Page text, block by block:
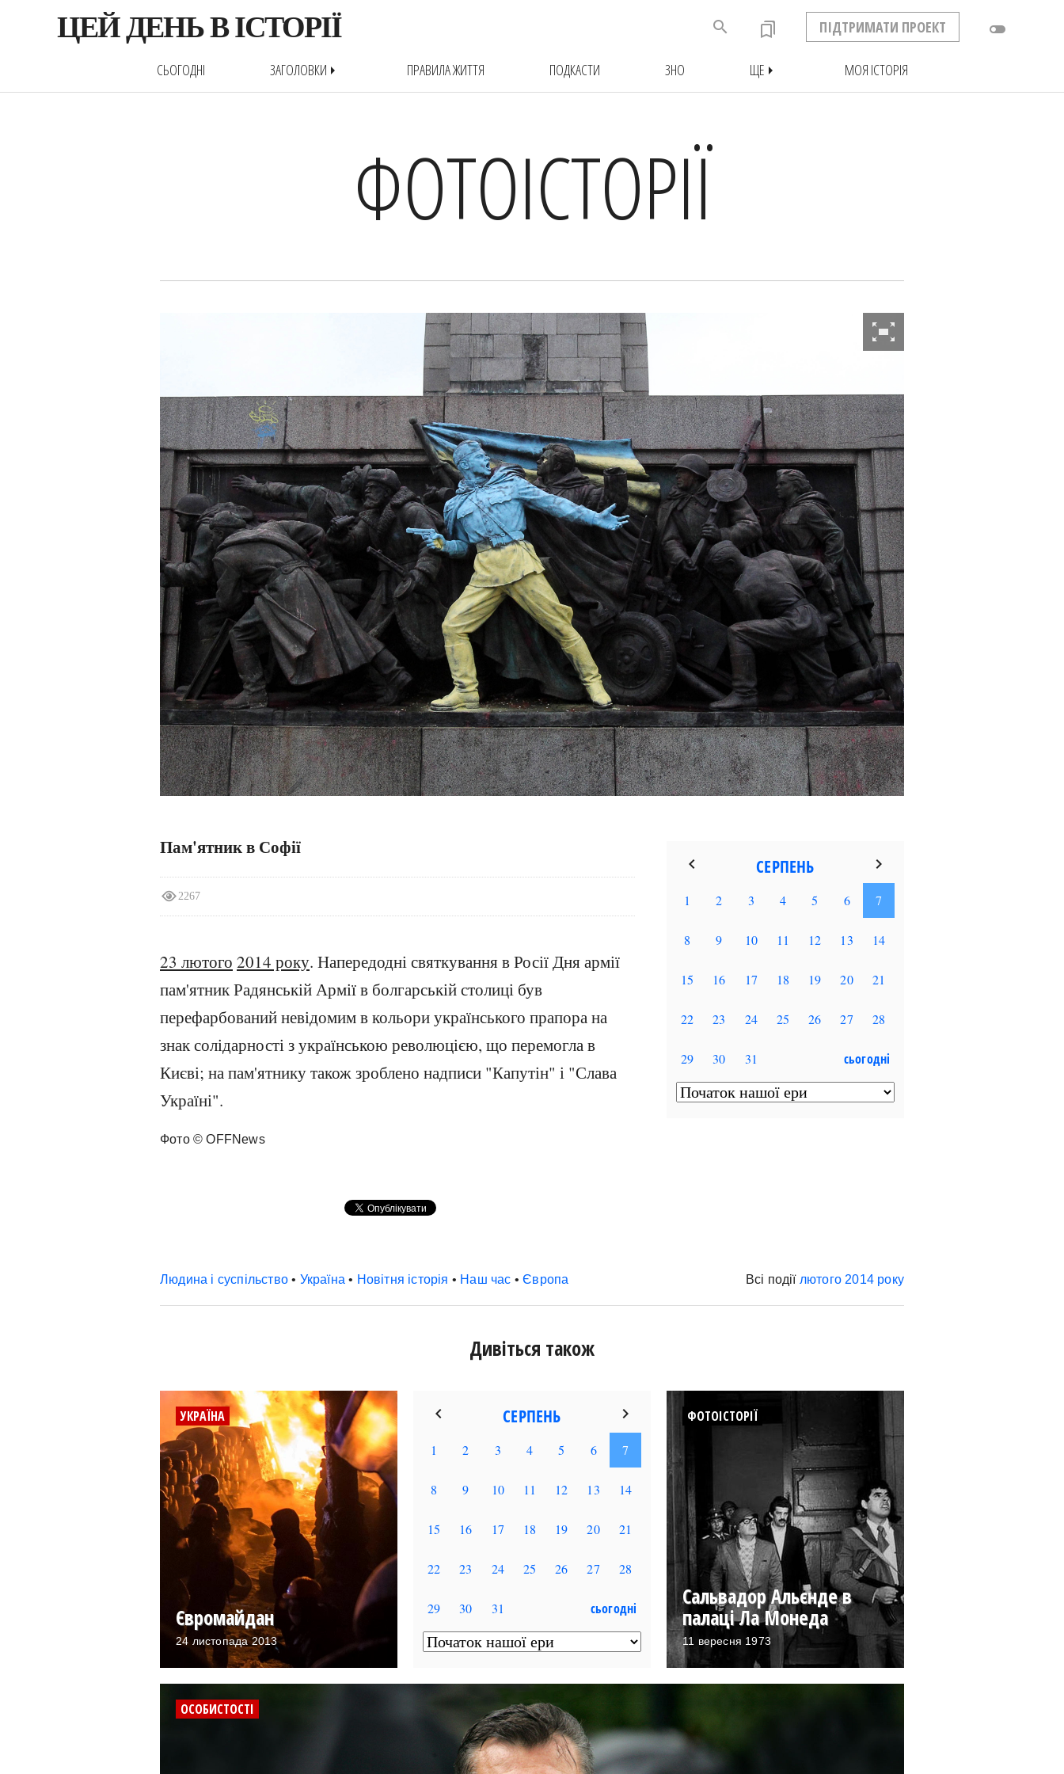
ЦЕЙ ДЕНЬ В ІСТОРІЇ toggle_off
ПІДТРИМАТИ ПРОЕКТ
bookmarks
search
СЬОГОДНІ ЗАГОЛОВКИarrow_right ПРАВИЛА ЖИТТЯ ПОДКАСТИ ЗНО ЩЕarrow_right МОЯ ІСТОРІЯ
ФОТОІСТОРІЇ
Пам'ятник в Софії
2267
23 лютого 2014 року. Напередодні святкування в Росії Дня армії
пам'ятник Радянській Армії в болгарській столиці був
перефарбований невідомим в кольори українського прапора на
знак солідарності з українською революцією, що перемогла в
Києві; на пам'ятнику також зроблено надписи "Капутін" і "Слава
Україні".
Фото © OFFNews
Людина і суспільство • Україна • Новітня історія • Наш час •Європа Всі події лютого 2014 року
Дивіться також
УКРАЇНА
Євромайдан
24 листопада 2013
ФОТОІСТОРІЇ
Сальвадор Альєнде в
палаці Ла Монеда
11 вересня 1973
ОСОБИСТОСТІ